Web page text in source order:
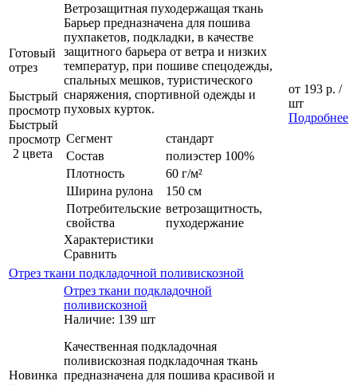
Готовый
отрез
Быстрый
просмотр
Быстрый
просмотр
2 цвета
Ветрозащитная пуходержащая ткань
Барьер предназначена для пошива
пухпакетов, подкладки, в качестве
защитного барьера от ветра и низких
температур, при пошиве спецодежды,
спальных мешков, туристического
снаряжения, спортивной одежды и
пуховых курток.
Сегмент
стандарт
Состав
полиэстер 100%
Плотность
60 г/м²
Ширина рулона
150 см
Потребительские
свойства
ветрозащитность,
пуходержание
Характеристики
Сравнить
от 193 р. /
шт
Подробнее
Отрез ткани подкладочной поливискозной
Новинка
Отрез ткани подкладочной
поливискозной
Наличие: 139 шт
Качественная подкладочная
поливискозная подкладочная ткань
предназначена для пошива красивой и